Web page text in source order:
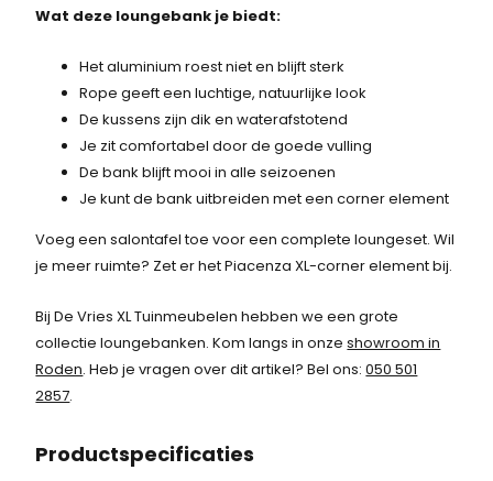
Wat deze loungebank je biedt:
Het aluminium roest niet en blijft sterk
Rope geeft een luchtige, natuurlijke look
De kussens zijn dik en waterafstotend
Je zit comfortabel door de goede vulling
De bank blijft mooi in alle seizoenen
Je kunt de bank uitbreiden met een corner element
Voeg een salontafel toe voor een complete loungeset. Wil
je meer ruimte? Zet er het Piacenza XL-corner element bij.
Bij De Vries XL Tuinmeubelen hebben we een grote
collectie loungebanken. Kom langs in onzeshowroom in
Roden. Heb je vragen over dit artikel? Bel ons:050 501
2857.
Productspecificaties